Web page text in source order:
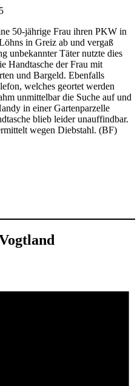
50-jährige Frau ihren PKW in
in Greiz ab und vergaß
unbekannter Täter nutzte dies
Handtasche der Frau mit
und Bargeld. Ebenfalls
welches geortet werden
unmittelbar die Suche auf und
in einer Gartenparzelle
blieb leider unauffindbar.
wegen Diebstahl. (BF)